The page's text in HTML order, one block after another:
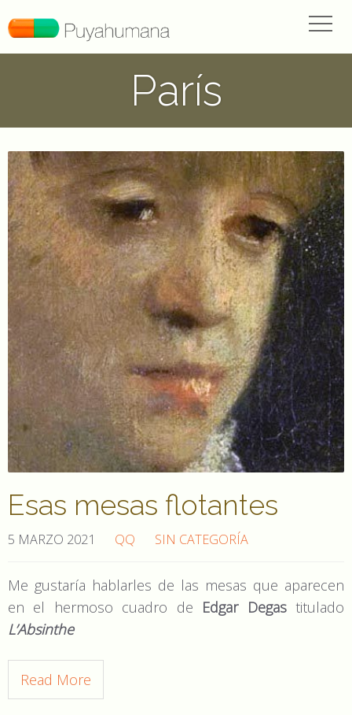
París
Esas mesas flotantes
5 MARZO 2021 QQ SIN CATEGORÍA
Me gustaría hablarles de las mesas que aparecen
en el hermoso cuadro de Edgar Degastitulado
L’Absinthe
Read More